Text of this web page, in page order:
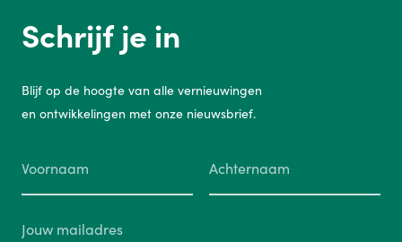
Schrijf je in
Blijf op de hoogte van alle vernieuwingen
en ontwikkelingen met onze nieuwsbrief.